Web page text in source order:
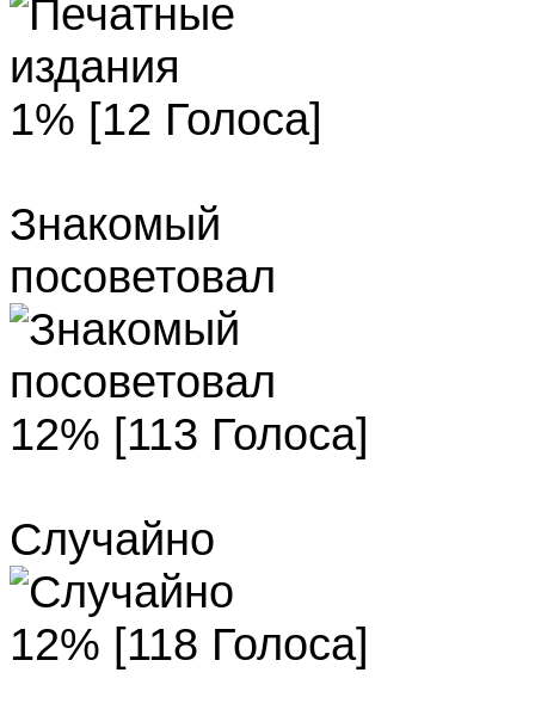
1% [12 Голоса]
Знакомый
посоветовал
12% [113 Голоса]
Случайно
12% [118 Голоса]